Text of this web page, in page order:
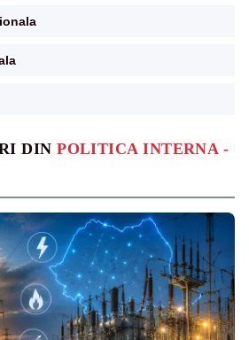
DINPOLITICA INTERNA -